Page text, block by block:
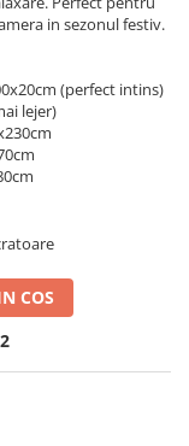
in sezonul festiv.
(perfect intins)
lejer)
COS